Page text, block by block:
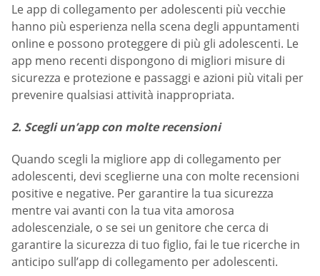
Le app di collegamento per adolescenti più vecchie
hanno più esperienza nella scena degli appuntamenti
online e possono proteggere di più gli adolescenti. Le
app meno recenti dispongono di migliori misure di
sicurezza e protezione e passaggi e azioni più vitali per
prevenire qualsiasi attività inappropriata.
2. Scegli un’app con molte recensioni
Quando scegli la migliore app di collegamento per
adolescenti, devi sceglierne una con molte recensioni
positive e negative. Per garantire la tua sicurezza
mentre vai avanti con la tua vita amorosa
adolescenziale, o se sei un genitore che cerca di
garantire la sicurezza di tuo figlio, fai le tue ricerche in
anticipo sull’app di collegamento per adolescenti.